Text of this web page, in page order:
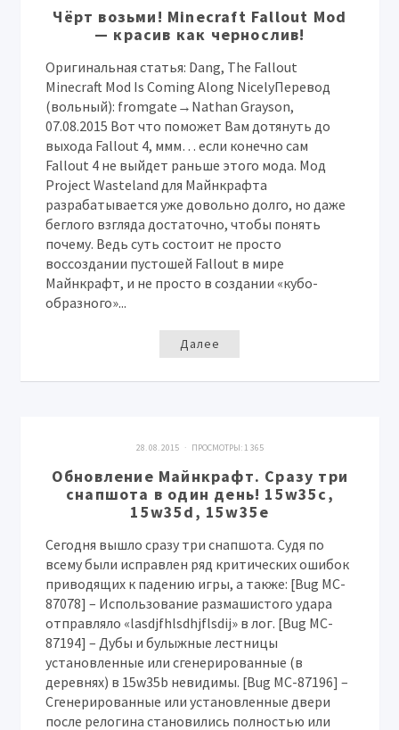
Чёрт возьми! Minecraft Fallout Mod
— красив как чернослив!
Оригинальная статья: Dang, The Fallout
Minecraft Mod Is Coming Along NicelyПеревод
(вольный): fromgate→Nathan Grayson,
07.08.2015 Вот что поможет Вам дотянуть до
выхода Fallout 4, ммм… если конечно сам
Fallout 4 не выйдет раньше этого мода. Мод
Project Wasteland для Майнкрафта
разрабатывается уже довольно долго, но даже
беглого взгляда достаточно, чтобы понять
почему. Ведь суть состоит не просто
воссоздании пустошей Fallout в мире
Майнкрафт, и не просто в создании «кубо-
образного»...
Далее
28. 08. 2015 · ПРОСМОТРЫ: 1 365
Обновление Майнкрафт. Сразу три
снапшота в один день! 15w35c,
15w35d, 15w35e
Сегодня вышло сразу три снапшота. Судя по
всему были исправлен ряд критических ошибок
приводящих к падению игры, а также: [Bug MC-
87078] – Использование размашистого удара
отправляло «lasdjfhlsdhjflsdij» в лог. [Bug MC-
87194] – Дубы и булыжные лестницы
установленные или сгенерированные (в
деревнях) в 15w35b невидимы. [Bug MC-87196] –
Сгенерированные или установленные двери
после релогина становились полностью или